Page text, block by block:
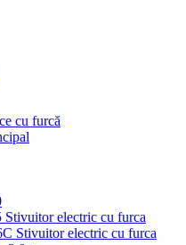
cu furcă
Stivuitor electric cu furca
Stivuitor electric cu furca